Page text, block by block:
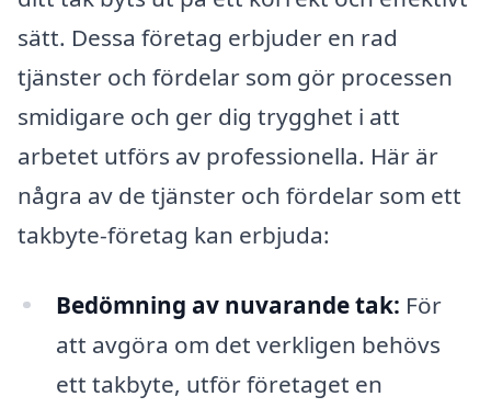
sätt. Dessa företag erbjuder en rad
tjänster och fördelar som gör processen
smidigare och ger dig trygghet i att
arbetet utförs av professionella. Här är
några av de tjänster och fördelar som ett
takbyte-företag kan erbjuda:
Bedömning av nuvarande tak: För
att avgöra om det verkligen behövs
ett takbyte, utför företaget en